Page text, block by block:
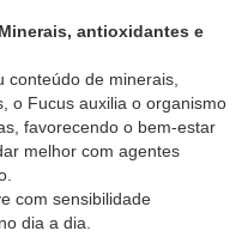
antioxidantes e
conteúdo de minerais,
o Fucus auxilia o organismo
favorecendo o bem-estar
melhor com agentes
com sensibilidade
dia a dia.